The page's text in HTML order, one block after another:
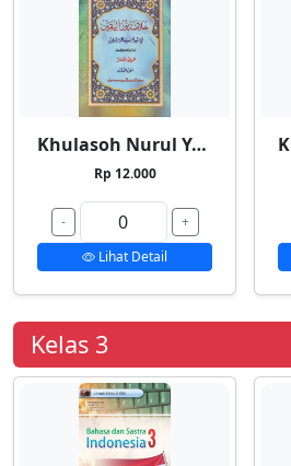
Khulasoh Nurul Yaqin 1
Rp 12.000
-
+
Lihat Detail
Kelas 3